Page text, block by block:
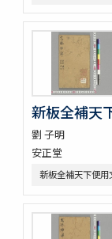
勢語圖説抄 5巻
落窪物語 4巻
連哥證哥
法隆寺伽藍縁起
倭屋一家言 3巻
鷹桐之卷抜書
卜養狂哥集 2巻
播州舊記
四季物語
すみよし物語
新板全補天
劉 子明
安正堂
新板全補天下便